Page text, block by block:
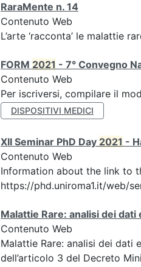
RaraMente n. 14
Contenuto Web
L’arte ‘racconta’ le malattie
FORM 2021 - 7° Convegno
Contenuto Web
Per iscriversi, compilare il
DISPOSITIVI MEDICI
XII Seminar PhD Day 2021 -
Contenuto Web
Information about the link to
https://phd.uniroma1.it/web/
Malattie Rare: analisi dei
Contenuto Web
Malattie Rare: analisi dei dati
dell’articolo 3 del Decreto